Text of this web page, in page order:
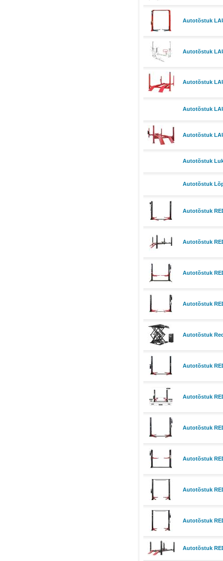
Autotõstuk
Autotõstuk
Autotõstuk
Autotõstuk
Autotõstuk
Autotõstuk
Autotõstuk
Autotõstuk
Autotõstuk
Autotõstuk
Autotõstuk
Autotõstuk
Autotõstuk
Autotõstuk
Autotõstuk
Autotõstuk
Autotõstuk
Autotõstuk
Autotõstuk